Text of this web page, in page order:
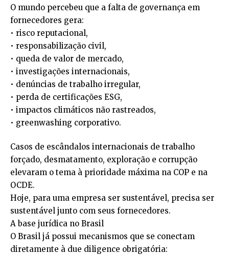
O mundo percebeu que a falta de governança em
fornecedores gera:
• risco reputacional,
• responsabilização civil,
• queda de valor de mercado,
• investigações internacionais,
• denúncias de trabalho irregular,
• perda de certificações ESG,
• impactos climáticos não rastreados,
• greenwashing corporativo.
Casos de escândalos internacionais de trabalho
forçado, desmatamento, exploração e corrupção
elevaram o tema à prioridade máxima na COP e na
OCDE.
Hoje, para uma empresa ser sustentável, precisa ser
sustentável junto com seus fornecedores.
A base jurídica no Brasil
O Brasil já possui mecanismos que se conectam
diretamente à due diligence obrigatória: